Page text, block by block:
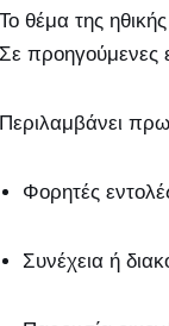
Το θέμα της
Σε προηγούμενες
Περιλαμβάνει
Φορητές
Συνέχεια ή